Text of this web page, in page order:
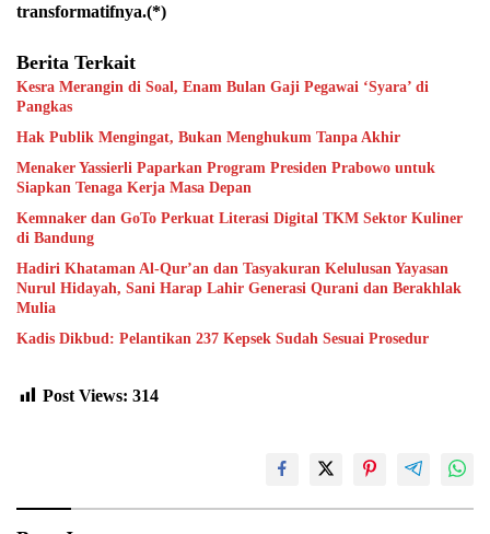
transformatifnya.(*)
Berita Terkait
Kesra Merangin di Soal, Enam Bulan Gaji Pegawai ‘Syara’ di
Pangkas
Hak Publik Mengingat, Bukan Menghukum Tanpa Akhir
Menaker Yassierli Paparkan Program Presiden Prabowo untuk
Siapkan Tenaga Kerja Masa Depan
Kemnaker dan GoTo Perkuat Literasi Digital TKM Sektor Kuliner
di Bandung
Hadiri Khataman Al-Qur’an dan Tasyakuran Kelulusan Yayasan
Nurul Hidayah, Sani Harap Lahir Generasi Qurani dan Berakhlak
Mulia
Kadis Dikbud: Pelantikan 237 Kepsek Sudah Sesuai Prosedur
Post Views: 314